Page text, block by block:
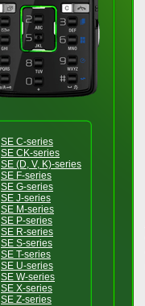
SE C-series
SE CK-series
SE (D, V, K)-series
SE F-series
SE G-series
SE J-series
SE M-series
SE P-series
SE R-series
SE S-series
SE T-series
SE U-series
SE W-series
SE X-series
SE Z-series